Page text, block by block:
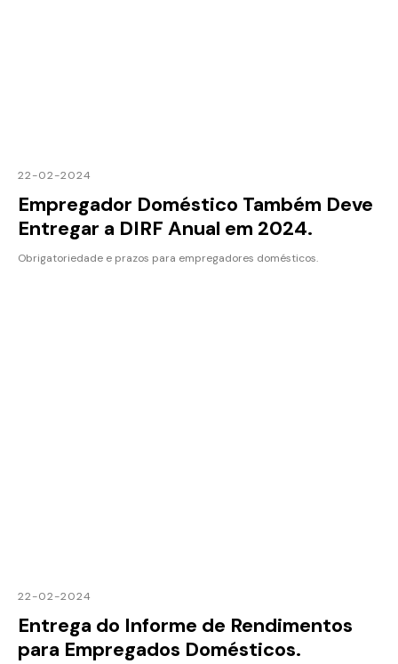
22-02-2024
Empregador Doméstico Também Deve
Entregar a DIRF Anual em 2024.
Obrigatoriedade e prazos para empregadores domésticos.
22-02-2024
Entrega do Informe de Rendimentos
para Empregados Domésticos.